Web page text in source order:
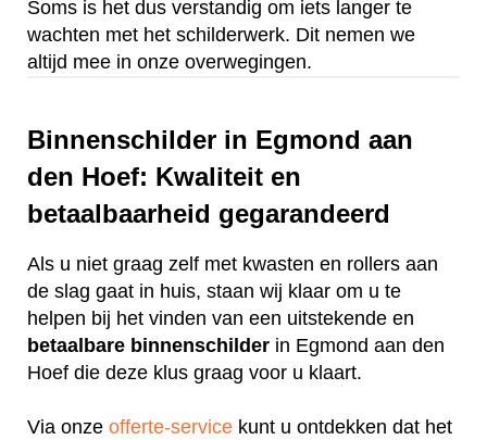
Soms is het dus verstandig om iets langer te
wachten met het schilderwerk. Dit nemen we
altijd mee in onze overwegingen.
Binnenschilder in Egmond aan
den Hoef: Kwaliteit en
betaalbaarheid gegarandeerd
Als u niet graag zelf met kwasten en rollers aan
de slag gaat in huis, staan wij klaar om u te
helpen bij het vinden van een uitstekende en
betaalbare binnenschilder in Egmond aan den
Hoef die deze klus graag voor u klaart.
Via onze offerte-service kunt u ontdekken dat het